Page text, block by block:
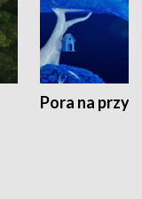
Pora na